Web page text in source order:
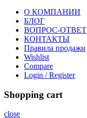
О КОМПАНИИ
БЛОГ
ВОПРОС-ОТВЕТ
КОНТАКТЫ
Правила продажи
Wishlist
Compare
Login / Register
Shopping cart
close